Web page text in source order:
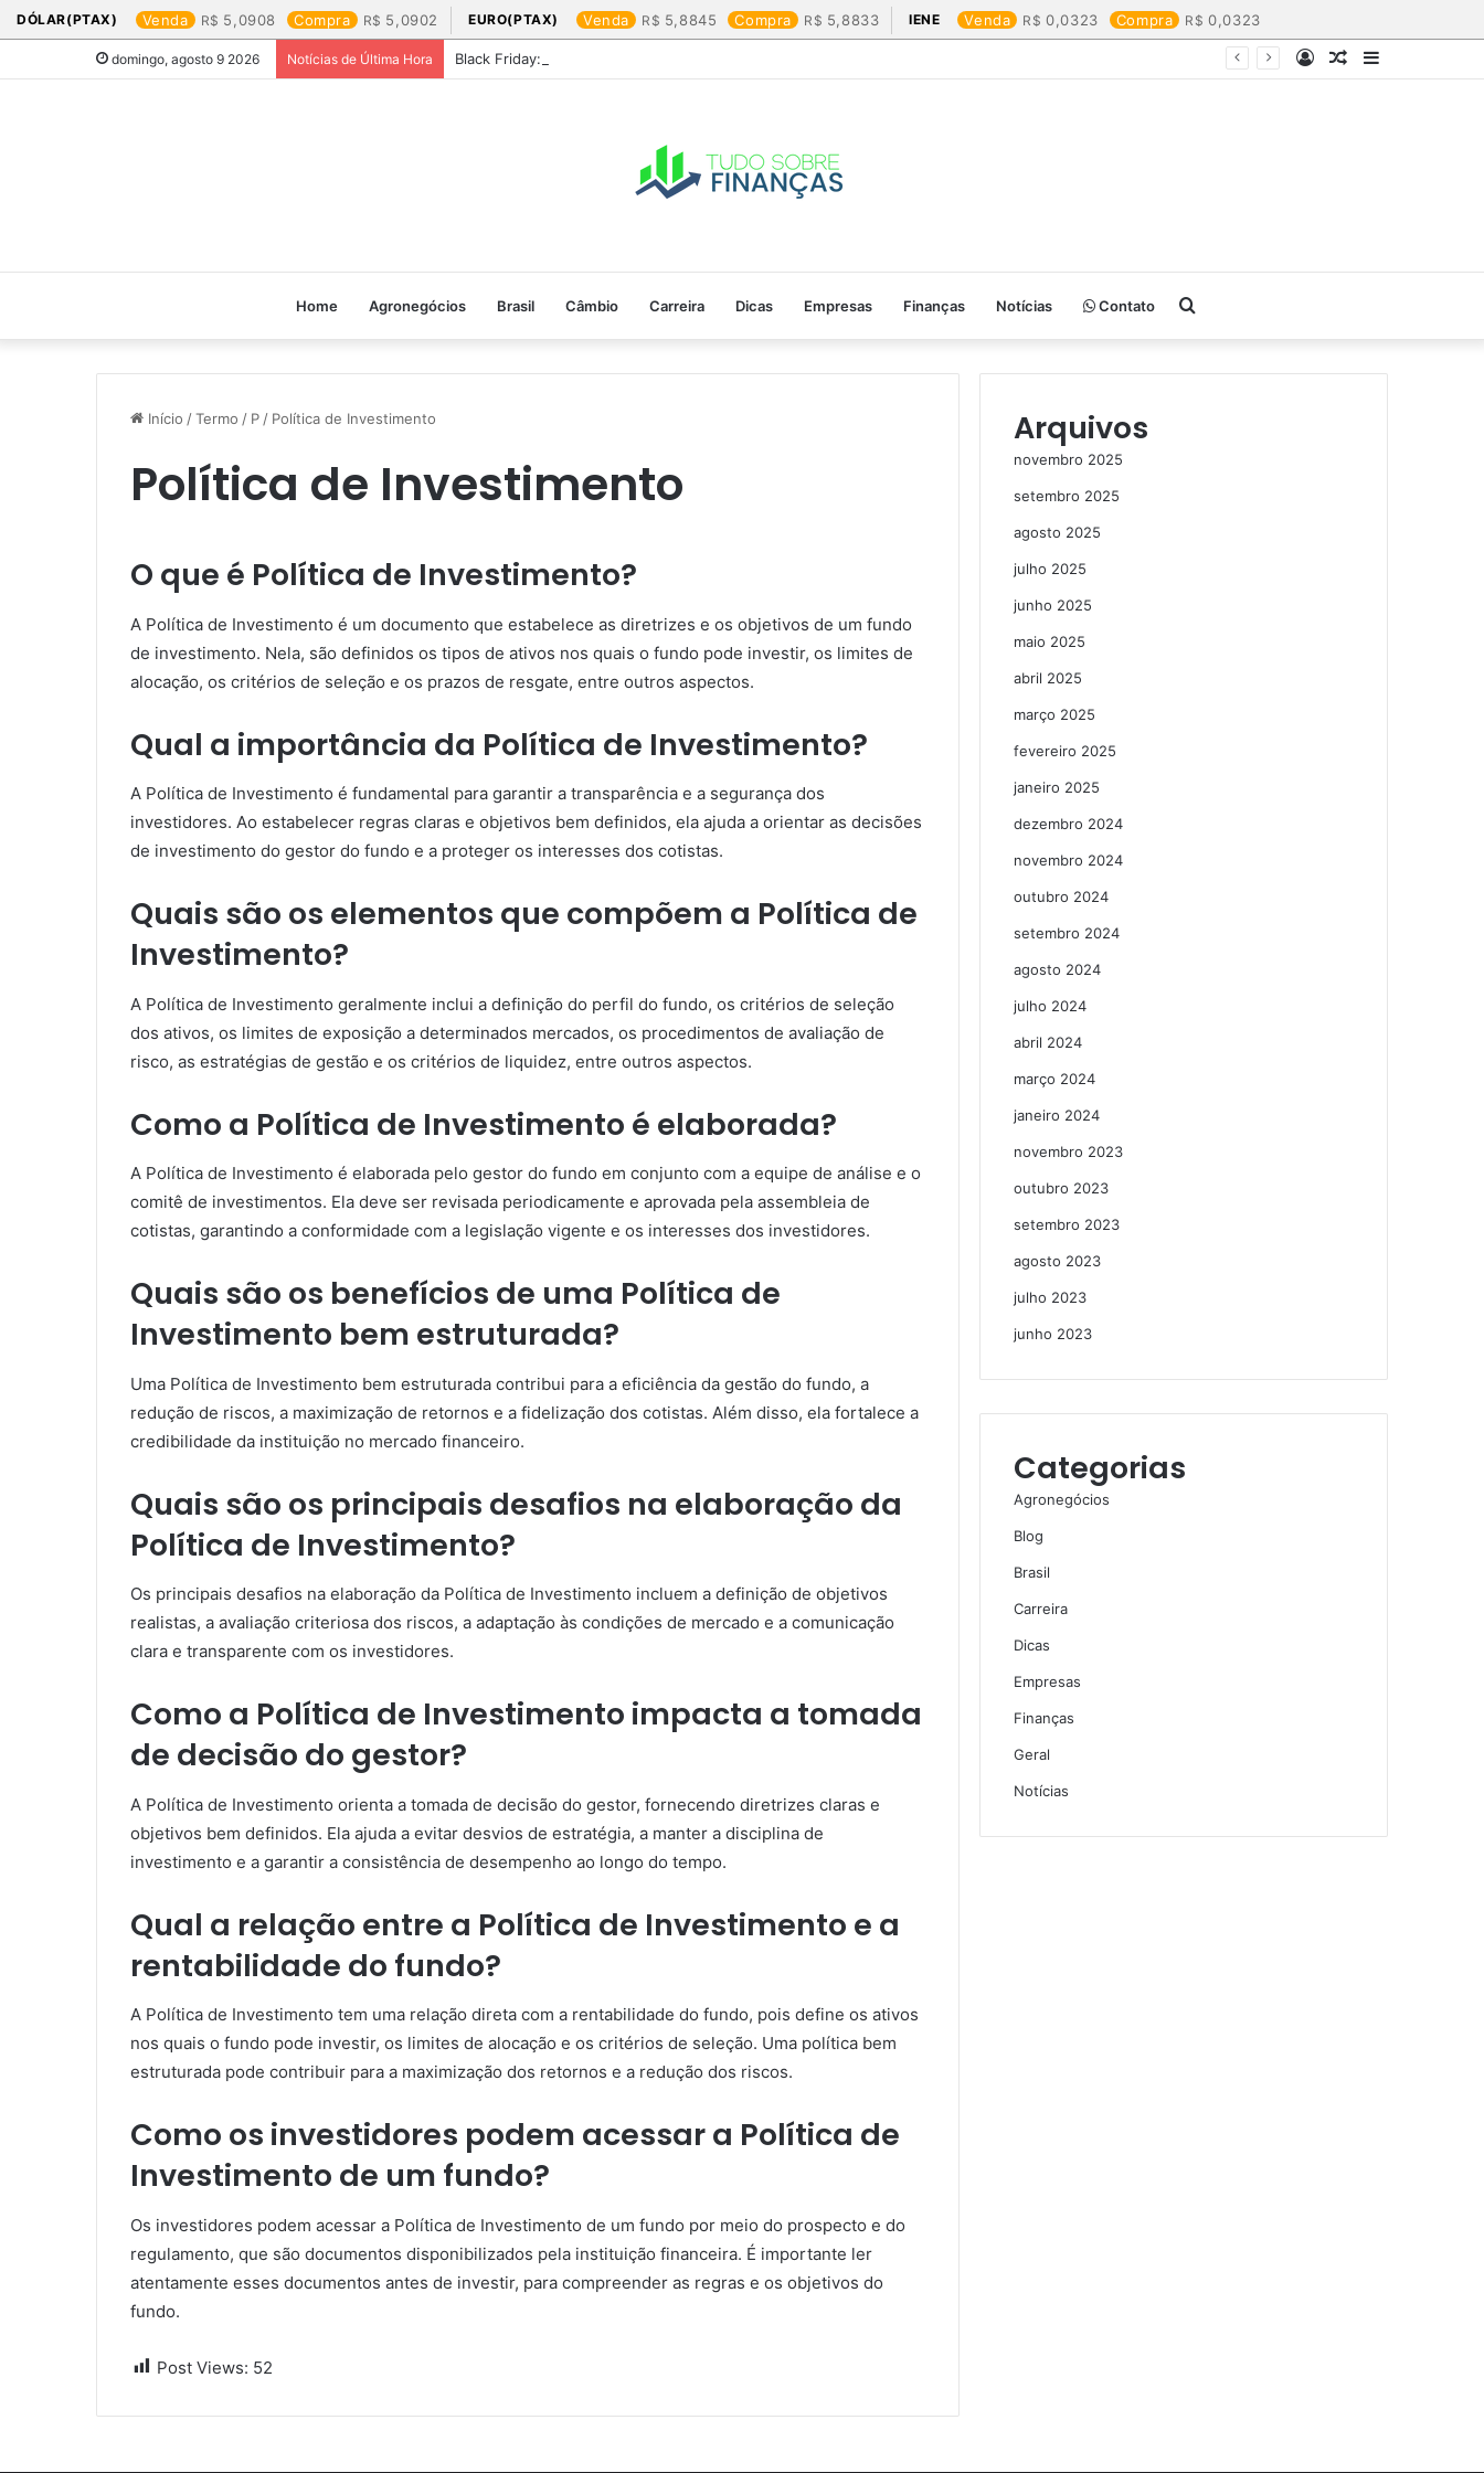
DÓLAR(PTAX) Venda 5,0908 Compra 5,0902 EURO(PTAX) Venda 5,8845 Compra 5,8833 IENE Venda 0,0323 Compra 0,0323
domingo, agosto 9 2026 Notícias de Última Hora Black Friday: os produtos que mais valem a pena
Barra
Artigo
Entrar
Home Agronegócios Brasil Câmbio Carreira Dicas Empresas Finanças Notícias Contato Procurar
por
Início /Termo / P / Política de Investimento
Política de Investimento
O que é Política de Investimento?
A Política de Investimento é um documento que estabelece as diretrizes e os objetivos de um fundo
de investimento. Nela, são definidos os tipos de ativos nos quais o fundo pode investir, os limites de
alocação, os critérios de seleção e os prazos de resgate, entre outros aspectos.
Qual a importância da Política de Investimento?
A Política de Investimento é fundamental para garantir a transparência e a segurança dos
investidores. Ao estabelecer regras claras e objetivos bem definidos, ela ajuda a orientar as decisões
de investimento do gestor do fundo e a proteger os interesses dos cotistas.
Quais são os elementos que compõem a Política de
Investimento?
A Política de Investimento geralmente inclui a definição do perfil do fundo, os critérios de seleção
dos ativos, os limites de exposição a determinados mercados, os procedimentos de avaliação de
risco, as estratégias de gestão e os critérios de liquidez, entre outros aspectos.
Como a Política de Investimento é elaborada?
A Política de Investimento é elaborada pelo gestor do fundo em conjunto com a equipe de análise e o
comitê de investimentos. Ela deve ser revisada periodicamente e aprovada pela assembleia de
cotistas, garantindo a conformidade com a legislação vigente e os interesses dos investidores.
Quais são os benefícios de uma Política de
Investimento bem estruturada?
Uma Política de Investimento bem estruturada contribui para a eficiência da gestão do fundo, a
redução de riscos, a maximização de retornos e a fidelização dos cotistas. Além disso, ela fortalece a
credibilidade da instituição no mercado financeiro.
Quais são os principais desafios na elaboração da
Política de Investimento?
Os principais desafios na elaboração da Política de Investimento incluem a definição de objetivos
realistas, a avaliação criteriosa dos riscos, a adaptação às condições de mercado e a comunicação
clara e transparente com os investidores.
Como a Política de Investimento impacta a tomada
de decisão do gestor?
A Política de Investimento orienta a tomada de decisão do gestor, fornecendo diretrizes claras e
objetivos bem definidos. Ela ajuda a evitar desvios de estratégia, a manter a disciplina de
investimento e a garantir a consistência de desempenho ao longo do tempo.
Qual a relação entre a Política de Investimento e a
rentabilidade do fundo?
A Política de Investimento tem uma relação direta com a rentabilidade do fundo, pois define os ativos
nos quais o fundo pode investir, os limites de alocação e os critérios de seleção. Uma política bem
estruturada pode contribuir para a maximização dos retornos e a redução dos riscos.
Como os investidores podem acessar a Política de
Investimento de um fundo?
Os investidores podem acessar a Política de Investimento de um fundo por meio do prospecto e do
regulamento, que são documentos disponibilizados pela instituição financeira. É importante ler
atentamente esses documentos antes de investir, para compreender as regras e os objetivos do
fundo.
Post Views: 52
Arquivos
novembro 2025
setembro 2025
agosto 2025
julho 2025
junho 2025
maio 2025
abril 2025
março 2025
fevereiro 2025
janeiro 2025
dezembro 2024
novembro 2024
outubro 2024
setembro 2024
agosto 2024
julho 2024
abril 2024
março 2024
janeiro 2024
novembro 2023
outubro 2023
setembro 2023
agosto 2023
julho 2023
junho 2023
Categorias
Agronegócios
Blog
Brasil
Carreira
Dicas
Empresas
Finanças
Geral
Notícias